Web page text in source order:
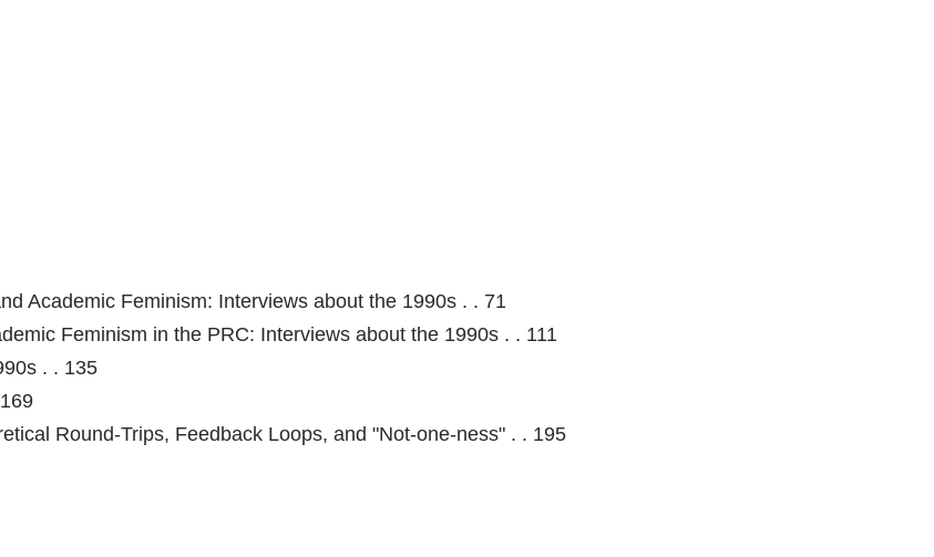
Academic Feminism: Interviews about the 1990s . . 71
Feminism in the PRC: Interviews about the 1990s . . 111
. . 135
Round-Trips, Feedback Loops, and "Not-one-ness" . . 195